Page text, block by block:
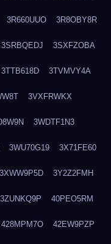
3R660UUO 3R8OBY8R
3SRBQEDJ 3SXFZOBA
3TTB618D 3TVMVY4A
3VXFRWKX
3WDTF1N3
3WU70G19 3X71FE60
3XWW9P5D 3Y2Z2FMH
3ZUNKQ9P 40PEO5RM
428MPM7O 42EW9PZP